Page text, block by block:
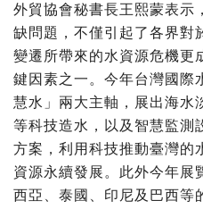
外貿協會秘書長王熙蒙表示
缺問題，不僅引起了各界對
變遷所帶來的水資源危機更
鍵因素之一。今年台灣國際
慧水」兩大主軸，展出海水
等科技造水，以及智慧監測
方案，利用科技推動臺灣的
資源永續發展。此外今年展
西亞、泰國、印尼及巴西等